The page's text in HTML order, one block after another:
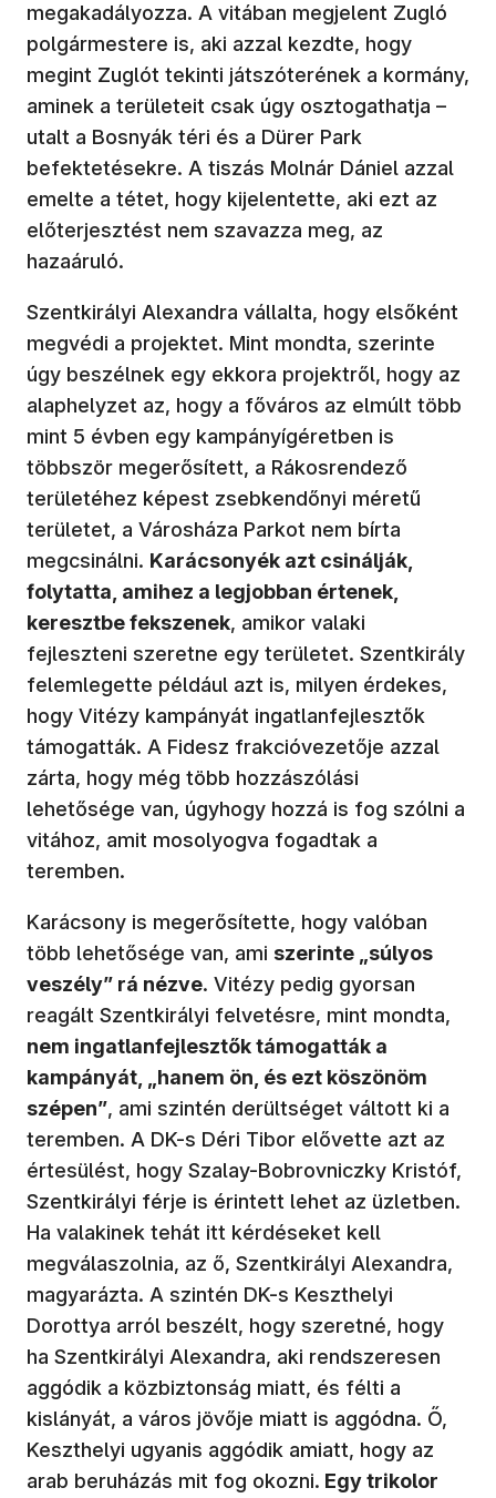
megakadályozza. A vitában megjelent Zugló
polgármestere is, aki azzal kezdte, hogy
megint Zuglót tekinti játszóterének a kormány,
aminek a területeit csak úgy osztogathatja –
utalt a Bosnyák téri és a Dürer Park
befektetésekre. A tiszás Molnár Dániel azzal
emelte a tétet, hogy kijelentette, aki ezt az
előterjesztést nem szavazza meg, az
hazaáruló.
Szentkirályi Alexandra vállalta, hogy elsőként
megvédi a projektet. Mint mondta, szerinte
úgy beszélnek egy ekkora projektről, hogy az
alaphelyzet az, hogy a főváros az elmúlt több
mint 5 évben egy kampányígéretben is
többször megerősített, a Rákosrendező
területéhez képest zsebkendőnyi méretű
területet, a Városháza Parkot nem bírta
megcsinálni. Karácsonyék azt csinálják,
folytatta, amihez a legjobban értenek,
keresztbe fekszenek, amikor valaki
fejleszteni szeretne egy területet. Szentkirály
felemlegette például azt is, milyen érdekes,
hogy Vitézy kampányát ingatlanfejlesztők
támogatták. A Fidesz frakcióvezetője azzal
zárta, hogy még több hozzászólási
lehetősége van, úgyhogy hozzá is fog szólni a
vitához, amit mosolyogva fogadtak a
teremben.
Karácsony is megerősítette, hogy valóban
több lehetősége van, ami szerinte „súlyos
veszély” rá nézve. Vitézy pedig gyorsan
reagált Szentkirályi felvetésre, mint mondta,
nem ingatlanfejlesztők támogatták a
kampányát, „hanem ön, és ezt köszönöm
szépen”, ami szintén derültséget váltott ki a
teremben. A DK-s Déri Tibor elővette azt az
értesülést, hogy Szalay-Bobrovniczky Kristóf,
Szentkirályi férje is érintett lehet az üzletben.
Ha valakinek tehát itt kérdéseket kell
megválaszolnia, az ő, Szentkirályi Alexandra,
magyarázta. A szintén DK-s Keszthelyi
Dorottya arról beszélt, hogy szeretné, hogy
ha Szentkirályi Alexandra, aki rendszeresen
aggódik a közbiztonság miatt, és félti a
kislányát, a város jövője miatt is aggódna. Ő,
Keszthelyi ugyanis aggódik amiatt, hogy az
arab beruházás mit fog okozni. Egy trikolor